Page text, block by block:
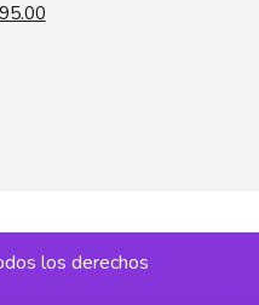
los derechos